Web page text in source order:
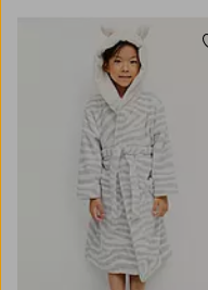
110/116122/128